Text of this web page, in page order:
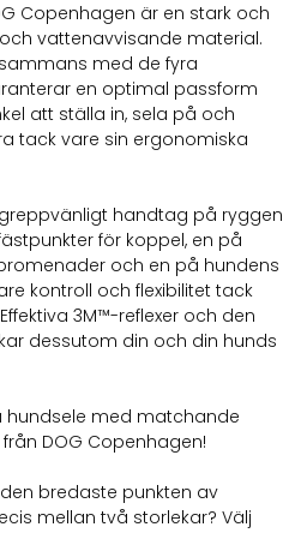
Copenhagen är en stark och
vattenavvisande material.
med de fyra
en optimal passform
att ställa in, sela på och
tack vare sin ergonomiska
handtag på ryggen
för koppel, en på
och en på hundens
kontroll och flexibilitet tack
3M™-reflexer och den
dessutom din och din hunds
hundsele med matchande
DOG Copenhagen!
bredaste punkten av
mellan två storlekar? Välj